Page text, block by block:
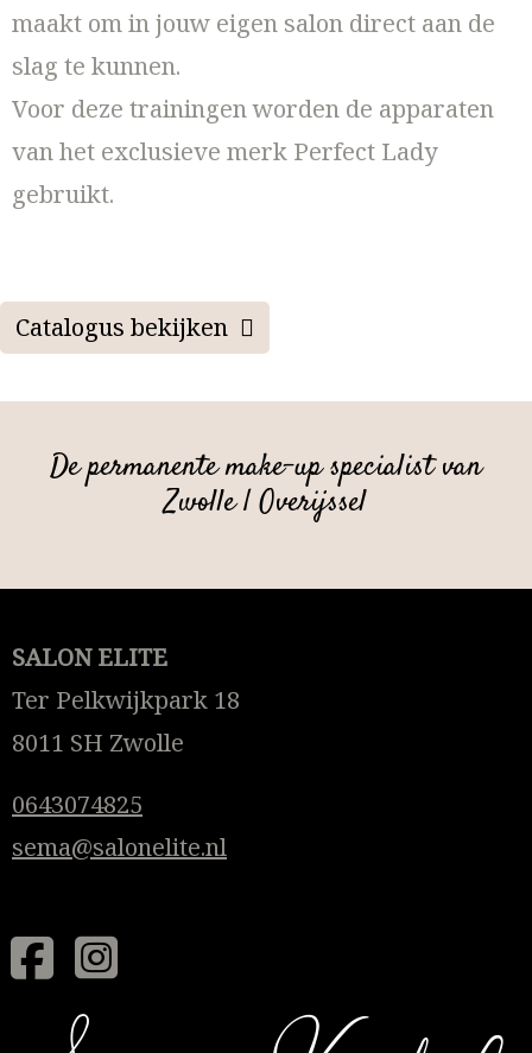
maakt om in jouw eigen salon direct aan de
slag te kunnen.
Voor deze trainingen worden de apparaten
van het exclusieve merk Perfect Lady
gebruikt.
Catalogus bekijken
De permanente make-up specialist van
Zwolle | Overijssel
SALON ELITE
Ter Pelkwijkpark 18
8011 SH Zwolle
0643074825
sema@salonelite.nl